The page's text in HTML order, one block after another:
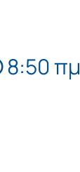
8:50 πμ